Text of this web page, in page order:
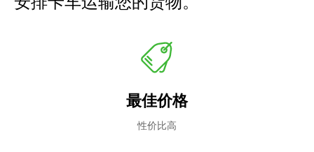
最佳价格
性价比高